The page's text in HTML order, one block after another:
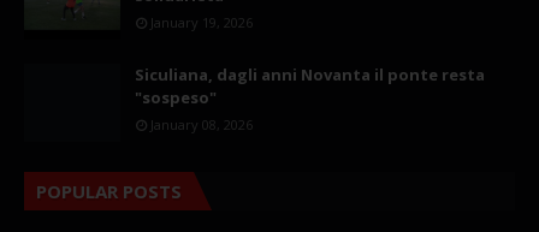
January 19, 2026
Siculiana, dagli anni Novanta il ponte resta
"sospeso"
January 08, 2026
POPULAR POSTS